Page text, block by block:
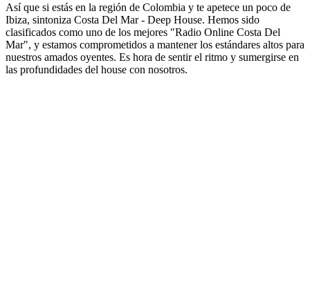
Así que si estás en la región de Colombia y te apetece un poco de
Ibiza, sintoniza Costa Del Mar - Deep House. Hemos sido
clasificados como uno de los mejores "Radio Online Costa Del
Mar", y estamos comprometidos a mantener los estándares altos para
nuestros amados oyentes. Es hora de sentir el ritmo y sumergirse en
las profundidades del house con nosotros.